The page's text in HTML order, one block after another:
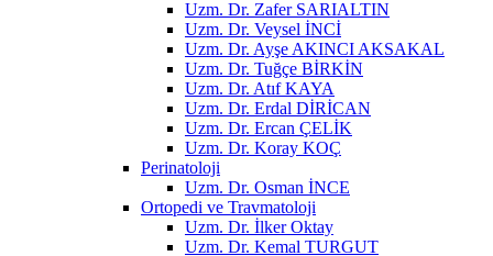
Uzm. Dr. Zafer SARIALTIN
Uzm. Dr. Veysel İNCİ
Uzm. Dr. Ayşe AKINCI AKSAKAL
Uzm. Dr. Tuğçe BİRKİN
Uzm. Dr. Atıf KAYA
Uzm. Dr. Erdal DİRİCAN
Uzm. Dr. Ercan ÇELİK
Uzm. Dr. Koray KOÇ
Perinatoloji
Uzm. Dr. Osman İNCE
Ortopedi ve Travmatoloji
Uzm. Dr. İlker Oktay
Uzm. Dr. Kemal TURGUT